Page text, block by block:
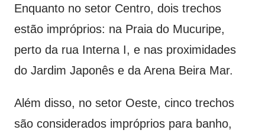
Enquanto no setor Centro, dois trechos
estão impróprios: na Praia do Mucuripe,
perto da rua Interna I, e nas proximidades
do Jardim Japonês e da Arena Beira Mar.
Além disso, no setor Oeste, cinco trechos
são considerados impróprios para banho,